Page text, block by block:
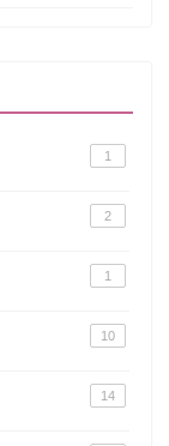
1
2
1
10
14